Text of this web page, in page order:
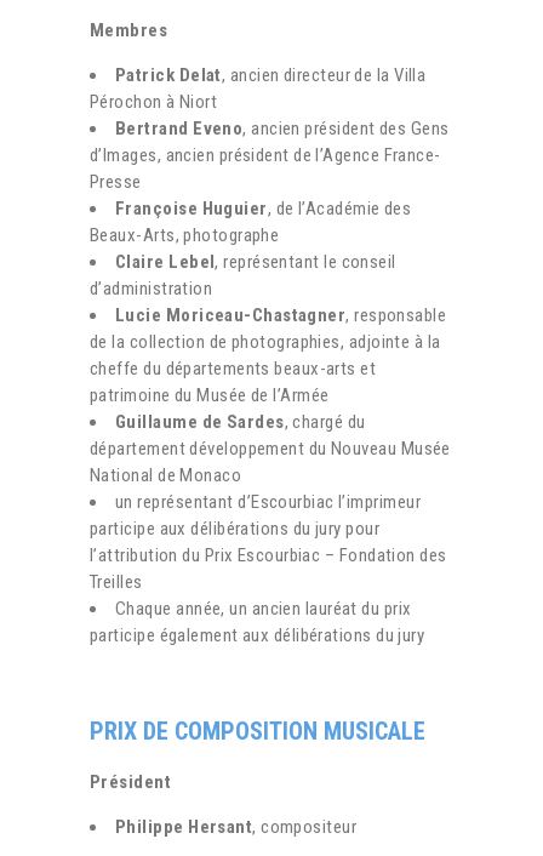
Membres
Patrick Delat, ancien directeur de la Villa
Pérochon à Niort
Bertrand Eveno, ancien président des Gens
d’Images, ancien président de l’Agence France-
Presse
Françoise Huguier, de l’Académie des
Beaux-Arts, photographe
Claire Lebel, représentant le conseil
d’administration
Lucie Moriceau-Chastagner, responsable
de la collection de photographies, adjointe à la
cheffe du départements beaux-arts et
patrimoine du Musée de l’Armée
Guillaume de Sardes, chargé du
département développement du Nouveau Musée
National de Monaco
un représentant d’Escourbiac l’imprimeur
participe aux délibérations du jury pour
l’attribution du Prix Escourbiac – Fondation des
Treilles
Chaque année, un ancien lauréat du prix
participe également aux délibérations du jury
PRIX DE COMPOSITION MUSICALE
Président
Philippe Hersant, compositeur